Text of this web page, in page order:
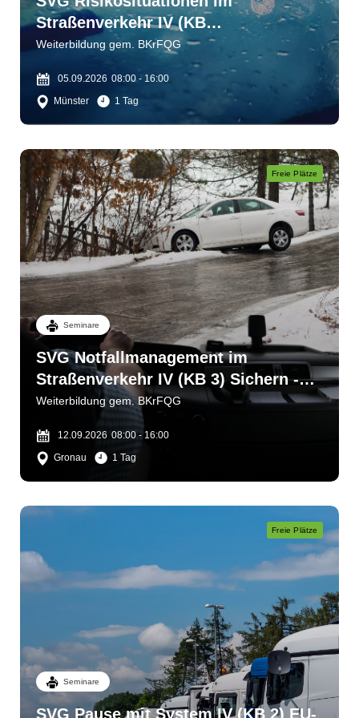
Straßenverkehr IV (KB
1)Wahrnehmen - einschätzen -
Weiterbildung gem. BKrFQG
05.09.2026 08:00 - 16:00
Münster
1 Tag
Freie Plätze
Seminare
SVG Notfallmanagement im
Straßenverkehr IV (KB 3) Sichern -
bergen - helfen
Weiterbildung gem. BKrFQG
12.09.2026 08:00 - 16:00
Gronau
1 Tag
Freie Plätze
Seminare
SVG Pause mit System IV (KB 2) EU-